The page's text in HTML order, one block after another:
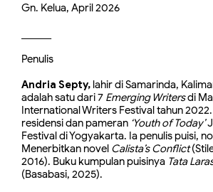
Gn. Kelua, April 2026
Penulis
Andria Septy, lahir di Samarinda,
adalah satu dari 7 Emerging Writersdi
International Writers Festival tahun
residensi dan pameran ‘Youth of Today’
Festival di Yogyakarta. Ia penulis puisi,
Menerbitkan novel Calista’s Conflict
2016). Buku kumpulan puisinya Tata
(Basabasi, 2025).